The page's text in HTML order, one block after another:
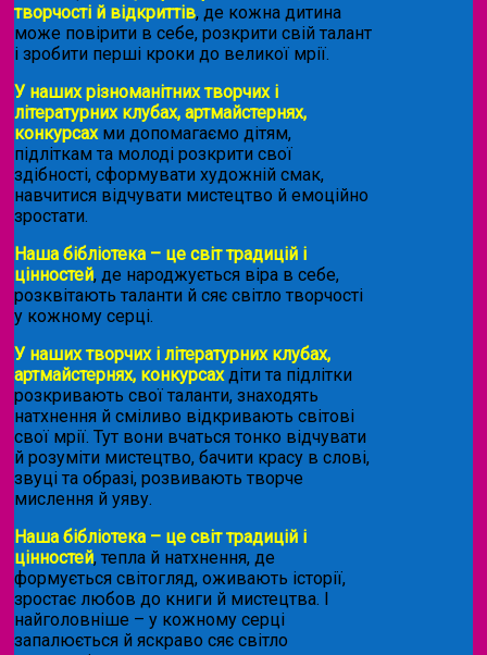
творчості й відкриттів, де кожна дитина
може повірити в себе, розкрити свій талант
і зробити перші кроки до великої мрії.
У наших різноманітних творчих і
літературних клубах, артмайстернях,
конкурсахми допомагаємо дітям,
підліткам та молоді розкрити свої
здібності, сформувати художній смак,
навчитися відчувати мистецтво й емоційно
зростати.
Наша бібліотека – це світ традицій і
цінностей, де народжується віра в себе,
розквітають таланти й сяє світло творчості
у кожному серці.
У наших творчих і літературних клубах,
артмайстернях, конкурсахдіти та підлітки
розкривають свої таланти, знаходять
натхнення й сміливо відкривають світові
свої мрії. Тут вони вчаться тонко відчувати
й розуміти мистецтво, бачити красу в слові,
звуці та образі, розвивають творче
мислення й уяву.
Наша бібліотека – це світ традицій і
цінностей, тепла й натхнення, де
формується світогляд, оживають історії,
зростає любов до книги й мистецтва. І
найголовніше – у кожному серці
запалюється й яскраво сяє світло